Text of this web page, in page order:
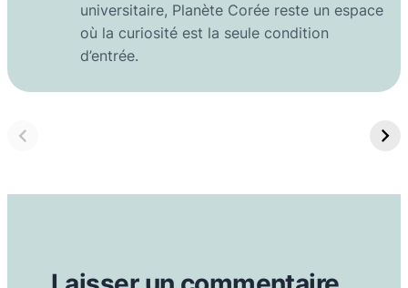
universitaire, Planète Corée reste un espace
où la curiosité est la seule condition
d’entrée.